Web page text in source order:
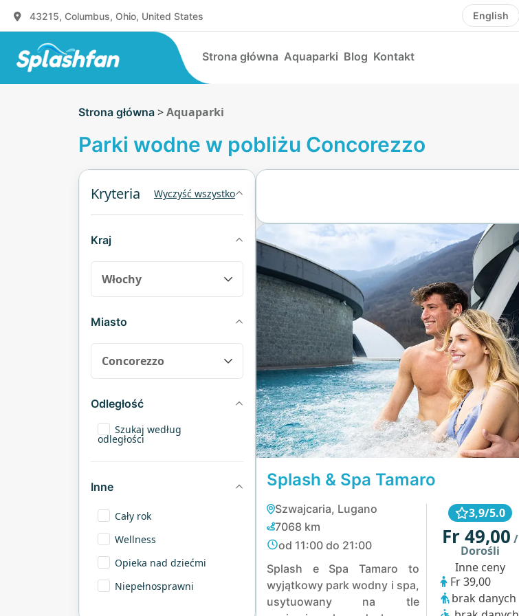
43215, Columbus, Ohio, United States English
Strona główna Aquaparki Blog Kontakt
Strona główna >Aquaparki
Parki wodne w pobliżu Concorezzo
Kryteria Wyczyść wszystko
Kraj
Miasto
Odległość
Szukaj według
odległości
Inne
Cały rok
Wellness
Opieka nad dziećmi
Niepełnosprawni
Splash & Spa Tamaro
Szwajcaria, Lugano
7068 km
od 11:00 do 21:00
Splash e Spa Tamaro to
wyjątkowy park wodny i spa,
usytuowany na tle
3,9/5.0
Fr 49,00 /
Dorośli
Inne ceny
Fr 39,00
brak danych